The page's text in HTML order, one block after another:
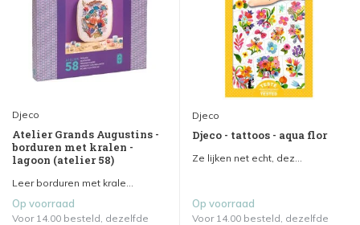
Djeco
Atelier Grands Augustins -
borduren met kralen -
lagoon (atelier 58)
Leer borduren met krale...
Op voorraad
Voor 14.00 besteld, dezelfde
Djeco
Djeco - tattoos - aqua flor
Ze lijken net echt, dez...
Op voorraad
Voor 14.00 besteld, dezelfde